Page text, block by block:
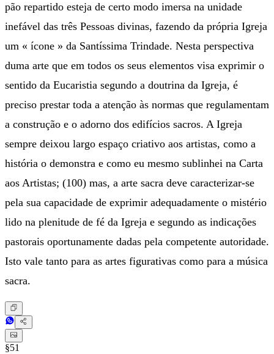
pão repartido esteja de certo modo imersa na unidade
inefável das três Pessoas divinas, fazendo da própria Igreja
um « ícone » da Santíssima Trindade. Nesta perspectiva
duma arte que em todos os seus elementos visa exprimir o
sentido da Eucaristia segundo a doutrina da Igreja, é
preciso prestar toda a atenção às normas que regulamentam
a construção e o adorno dos edifícios sacros. A Igreja
sempre deixou largo espaço criativo aos artistas, como a
história o demonstra e como eu mesmo sublinhei na Carta
aos Artistas; (100) mas, a arte sacra deve caracterizar-se
pela sua capacidade de exprimir adequadamente o mistério
lido na plenitude de fé da Igreja e segundo as indicações
pastorais oportunamente dadas pela competente autoridade.
Isto vale tanto para as artes figurativas como para a música
sacra.
§51